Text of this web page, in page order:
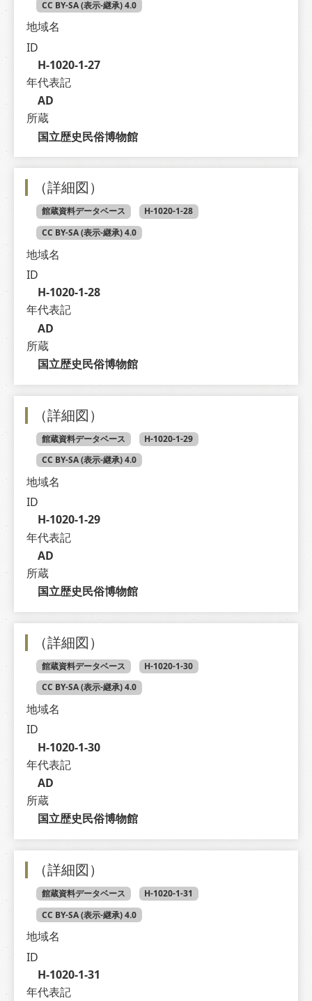
CC BY-SA (表示-継承) 4.0
地域名
ID
H-1020-1-27
年代表記
AD
所蔵
国立歴史民俗博物館
（詳細図）
館蔵資料データベース
H-1020-1-28
CC BY-SA (表示-継承) 4.0
地域名
ID
H-1020-1-28
年代表記
AD
所蔵
国立歴史民俗博物館
（詳細図）
館蔵資料データベース
H-1020-1-29
CC BY-SA (表示-継承) 4.0
地域名
ID
H-1020-1-29
年代表記
AD
所蔵
国立歴史民俗博物館
（詳細図）
館蔵資料データベース
H-1020-1-30
CC BY-SA (表示-継承) 4.0
地域名
ID
H-1020-1-30
年代表記
AD
所蔵
国立歴史民俗博物館
（詳細図）
館蔵資料データベース
H-1020-1-31
CC BY-SA (表示-継承) 4.0
地域名
ID
H-1020-1-31
年代表記